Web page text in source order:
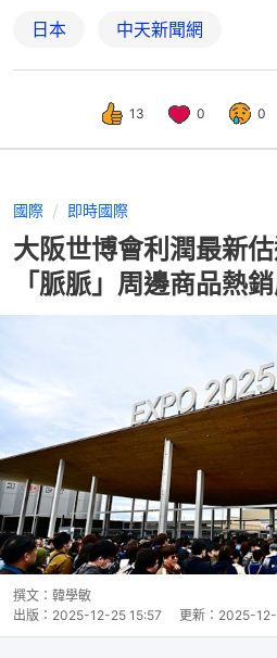
日本 中天新聞網
13 0 0
國際 即時國際
大阪世博會利潤最新
「脈脈」周邊商品熱
撰文： 韓學敏
出版： 2025-12-25 15:57 更新： 2025-